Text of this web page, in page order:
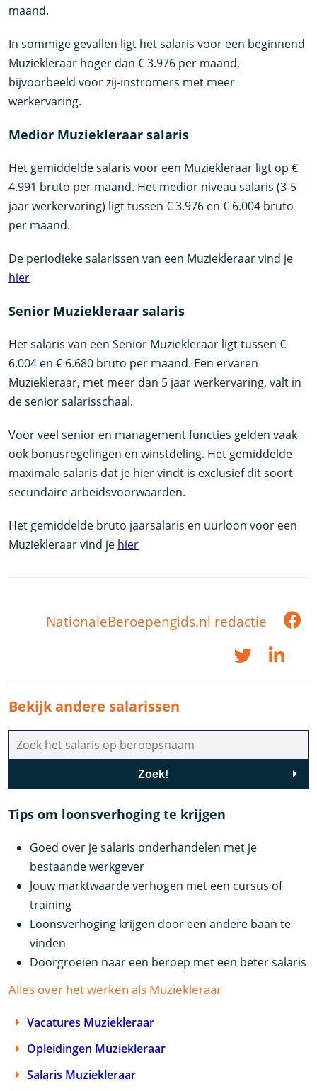
maand.
In sommige gevallen ligt het salaris voor een beginnend
Muziekleraar hoger dan € 3.976 per maand,
bijvoorbeeld voor zij-instromers met meer
werkervaring.
Medior Muziekleraar salaris
Het gemiddelde salaris voor een Muziekleraar ligt op €
4.991 bruto per maand. Het medior niveau salaris (3-5
jaar werkervaring) ligt tussen € 3.976 en € 6.004 bruto
per maand.
De periodieke salarissen van een Muziekleraar vind je
hier
Senior Muziekleraar salaris
Het salaris van een Senior Muziekleraar ligt tussen €
6.004 en € 6.680 bruto per maand. Een ervaren
Muziekleraar, met meer dan 5 jaar werkervaring, valt in
de senior salarisschaal.
Voor veel senior en management functies gelden vaak
ook bonusregelingen en winstdeling. Het gemiddelde
maximale salaris dat je hier vindt is exclusief dit soort
secundaire arbeidsvoorwaarden.
Het gemiddelde bruto jaarsalaris en uurloon voor een
Muziekleraar vind je hier
NationaleBeroepengids.nl redactie
Bekijk andere salarissen
Zoek!
Tips om loonsverhoging te krijgen
Goed over je salaris onderhandelen met je
bestaande werkgever
Jouw marktwaarde verhogen met een cursus of
training
Loonsverhoging krijgen door een andere baan te
vinden
Doorgroeien naar een beroep met een beter salaris
Alles over het werken als Muziekleraar
Vacatures Muziekleraar
Opleidingen Muziekleraar
Salaris Muziekleraar